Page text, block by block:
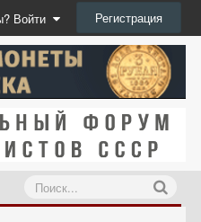
Войти Регистрация